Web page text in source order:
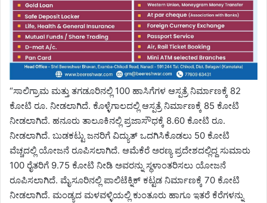
“ಸಾಲಿಗ್ರಾಮ ಮತ್ತು ತಗಡೂರಿನಲ್ಲಿ 100 ಹಾಸಿಗೆಗಳ ಆಸ್ಪತ್ರೆ ನಿರ್ಮಾಣಕ್ಕೆ 82
ಕೋಟಿ ರೂ. ನೀಡಲಾಗಿದೆ. ಕೊಳ್ಳೆಗಾಲದಲ್ಲಿ ಆಸ್ಪತ್ರೆ ನಿರ್ಮಾಣಕ್ಕೆ 85 ಕೋಟಿ
ನೀಡಲಾಗಿದೆ. ಹನೂರು ತಾಲೂಕಿನಲ್ಲಿ ಪ್ರಜಾಸೌಧಕ್ಕೆ 8.60 ಕೋಟಿ ರೂ.
ನೀಡಲಾಗಿದೆ. ಬುಡಕಟ್ಟು ಜನರಿಗೆ ವಿದ್ಯುತ್ ಒದಗಿಸಿಕೊಡಲು 50 ಕೋಟಿ
ವೆಚ್ಚದಲ್ಲಿ ಯೋಜನೆ ರೂಪಿಸಲಾಗಿದೆ. ಆಮೆಕೆರೆ ಅರಣ್ಯ ಪ್ರದೇಶದಲ್ಲಿದ್ದ ಸುಮಾರು
100 ರೈತರಿಗೆ 9.75 ಕೋಟಿ ನೀಡಿ ಅವರನ್ನು ಸ್ಥಳಾಂತರಿಸಲು ಯೋಜನೆ
ರೂಪಿಸಲಾಗಿದೆ. ಮೈಸೂರಿನಲ್ಲಿ ಪಾಲಿಟೆಕ್ನಿಕ್ ಕಟ್ಟಡ ನಿರ್ಮಾಣಕ್ಕೆ 70 ಕೋಟಿ
ನೀಡಲಾಗಿದೆ. ಮಂಡ್ಯದ ಮಳವಳ್ಳಿಯಲ್ಲಿ ಕುಂತೂರು ಹಾಗೂ ಇತರೆ ಕೆರೆಗಳನ್ನು